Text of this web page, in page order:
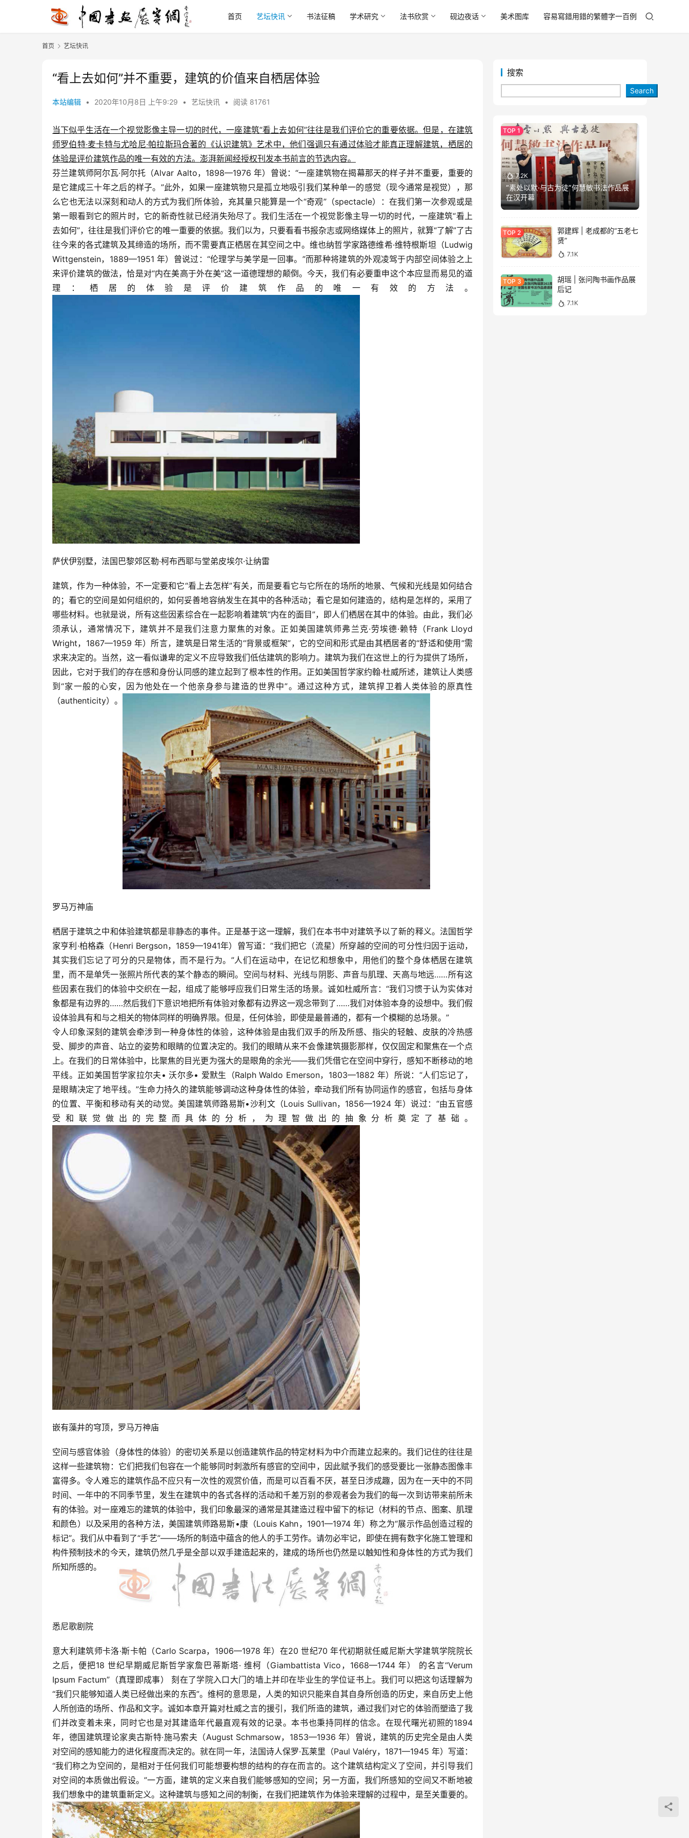
首页 艺坛快讯 书法征稿 学术研究 法书欣赏 砚边夜话 美术图库 容易寫錯用錯的繁體字一百例
首页 艺坛快讯
“看上去如何”并不重要，建筑的价值来自栖居体验
本站编辑 • 2020年10月8日 上午9:29 • 艺坛快讯 • 阅读 81761
当下似乎生活在一个视觉影像主导一切的时代，一座建筑“看上去如何”往往是我们评价它的重要依据。但是，在建筑
师罗伯特·麦卡特与尤哈尼·帕拉斯玛合著的《认识建筑》艺术中，他们强调只有通过体验才能真正理解建筑，栖居的
体验是评价建筑作品的唯一有效的方法。澎湃新闻经授权刊发本书前言的节选内容。
芬兰建筑师阿尔瓦·阿尔托（Alvar Aalto，1898—1976 年）曾说：“一座建筑物在揭幕那天的样子并不重要，重要的
是它建成三十年之后的样子。”此外，如果一座建筑物只是孤立地吸引我们某种单一的感觉（现今通常是视觉），那
么它也无法以深刻和动人的方式为我们所体验，充其量只能算是一个“奇观”（spectacle）：在我们第一次参观或是
第一眼看到它的照片时，它的新奇性就已经消失殆尽了。我们生活在一个视觉影像主导一切的时代，一座建筑“看上
去如何”，往往是我们评价它的唯一重要的依据。我们以为，只要看看书报杂志或网络媒体上的照片，就算“了解”了古
往今来的各式建筑及其缔造的场所，而不需要真正栖居在其空间之中。维也纳哲学家路德维希·维特根斯坦（Ludwig
Wittgenstein，1889—1951 年）曾说过：“伦理学与美学是一回事。”而那种将建筑的外观凌驾于内部空间体验之上
来评价建筑的做法，恰是对“内在美高于外在美”这一道德理想的颠倒。今天，我们有必要重申这个本应显而易见的道
理：栖居的体验是评价建筑作品的唯一有效的方法。
萨伏伊别墅，法国巴黎郊区勒·柯布西耶与堂弟皮埃尔·让纳雷
建筑，作为一种体验，不一定要和它“看上去怎样”有关，而是要看它与它所在的场所的地景、气候和光线是如何结合
的；看它的空间是如何组织的，如何妥善地容纳发生在其中的各种活动；看它是如何建造的，结构是怎样的，采用了
哪些材料。也就是说，所有这些因素综合在一起影响着建筑“内在的面目”，即人们栖居在其中的体验。由此，我们必
须承认，通常情况下，建筑并不是我们注意力聚焦的对象。正如美国建筑师弗兰克·劳埃德·赖特（Frank Lloyd
Wright，1867—1959 年）所言，建筑是日常生活的“背景或框架”，它的空间和形式是由其栖居者的“舒适和使用”需
求来决定的。当然，这一看似谦卑的定义不应导致我们低估建筑的影响力。建筑为我们在这世上的行为提供了场所，
因此，它对于我们的存在感和身份认同感的建立起到了根本性的作用。正如美国哲学家约翰·杜威所述，建筑让人类感
到“家一般的心安，因为他处在一个他亲身参与建造的世界中”。通过这种方式，建筑捍卫着人类体验的原真性
（authenticity）。
罗马万神庙
栖居于建筑之中和体验建筑都是非静态的事件。正是基于这一理解，我们在本书中对建筑予以了新的释义。法国哲学
家亨利·柏格森（Henri Bergson，1859—1941年）曾写道：“我们把它（流星）所穿越的空间的可分性归因于运动，
其实我们忘记了可分的只是物体，而不是行为。”人们在运动中，在记忆和想象中，用他们的整个身体栖居在建筑
里，而不是单凭一张照片所代表的某个静态的瞬间。空间与材料、光线与阴影、声音与肌理、天高与地远……所有这
些因素在我们的体验中交织在一起，组成了能够呼应我们日常生活的场景。诚如杜威所言：“我们习惯于认为实体对
象都是有边界的……然后我们下意识地把所有体验对象都有边界这一观念带到了……我们对体验本身的设想中。我们假
设体验具有和与之相关的物体同样的明确界限。但是，任何体验，即使是最普通的，都有一个模糊的总场景。”
令人印象深刻的建筑会牵涉到一种身体性的体验，这种体验是由我们双手的所及所感、指尖的轻触、皮肤的冷热感
受、脚步的声音、站立的姿势和眼睛的位置决定的。我们的眼睛从来不会像建筑摄影那样，仅仅固定和聚焦在一个点
上。在我们的日常体验中，比聚焦的目光更为强大的是眼角的余光——我们凭借它在空间中穿行，感知不断移动的地
平线。正如美国哲学家拉尔夫• 沃尔多• 爱默生（Ralph Waldo Emerson，1803—1882 年）所说：“人们忘记了，
是眼睛决定了地平线。”生命力持久的建筑能够调动这种身体性的体验，牵动我们所有协同运作的感官，包括与身体
的位置、平衡和移动有关的动觉。美国建筑师路易斯•沙利文（Louis Sullivan，1856—1924 年）说过：“由五官感
受和联觉做出的完整而具体的分析，为理智做出的抽象分析奠定了基础。
嵌有藻井的穹顶，罗马万神庙
空间与感官体验（身体性的体验）的密切关系是以创造建筑作品的特定材料为中介而建立起来的。我们记住的往往是
这样一些建筑物：它们把我们包容在一个能够同时刺激所有感官的空间中，因此赋予我们的感受要比一张静态图像丰
富得多。令人难忘的建筑作品不应只有一次性的观赏价值，而是可以百看不厌，甚至日涉成趣，因为在一天中的不同
时间、一年中的不同季节里，发生在建筑中的各式各样的活动和千差万别的参观者会为我们的每一次到访带来前所未
有的体验。对一座难忘的建筑的体验中，我们印象最深的通常是其建造过程中留下的标记（材料的节点、图案、肌理
和颜色）以及采用的各种方法，美国建筑师路易斯•康（Louis Kahn，1901—1974 年）称之为“展示作品创造过程的
标记”。我们从中看到了“手艺”——场所的制造中蕴含的他人的手工劳作。请勿必牢记，即使在拥有数字化施工管理和
构件预制技术的今天，建筑仍然几乎是全部以双手建造起来的，建成的场所也仍然是以触知性和身体性的方式为我们
所知所感的。
搜索
Search
7.2K
“素处以默·与古为徒”何慧敏书法作品展
在汉开幕
郭建辉 | 老成都的“五老七
贤”
7.1K
胡瑶 | 张问陶书画作品展
后记
7.1K